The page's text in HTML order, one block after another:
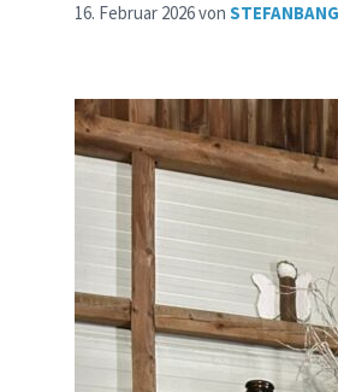
16. Februar 2026von